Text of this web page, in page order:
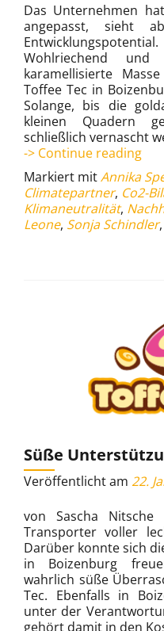
Das Unternehmen
angepasst, sieht
Wohlriechend
karamellisierte
Toffee Tec in
Solange, bis die
kleinen Quadern
schließlich vernascht
-> Continue reading
Tec
in
Markiert mitAnnika
Climatepartner, Co2-
Klimaneutralität,
Leone, Sonja Schindler,
Süße
Veröffentlicht am 22.
von Sascha
Transporter voller
Darüber konnte sich
in Boizenburg
wahrlich süße
Tec. Ebenfalls in
unter der
gehört damit in den